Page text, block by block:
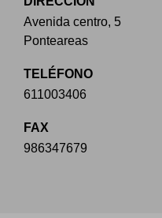
Avenida centro, 5
Ponteareas
TELÉFONO
611003406
FAX
986347679